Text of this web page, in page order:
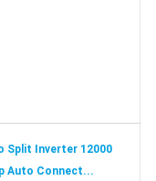
Split Inverter 12000
Auto Connect...